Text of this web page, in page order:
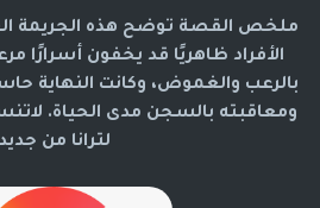
ملخص القصة توضح هذه الجريمة
الأفراد ظاهريًا قد يخفون أسرارًا
بالرعب والغموض، وكانت النهاية
ومعاقبته بالسجن مدى الحياة.
لترانا من جديد